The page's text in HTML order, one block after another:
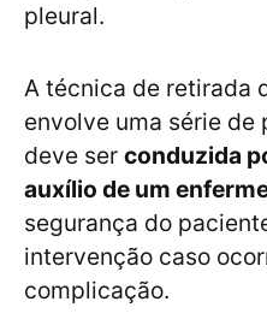
pleural.
A técnica de retirada
envolve uma série de
deve ser conduzida
auxílio de um
segurança do
intervenção caso
complicação.